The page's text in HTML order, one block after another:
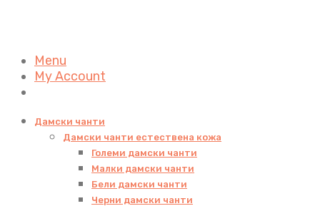
Menu
My Account
Дамски чанти
Дамски чанти естествена кожа
Големи дамски чанти
Малки дамски чанти
Бели дамски чанти
Черни дамски чанти